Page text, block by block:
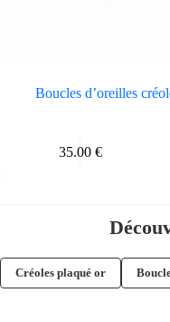
Boucles d’oreilles
35.00 €
Créoles plaqué or